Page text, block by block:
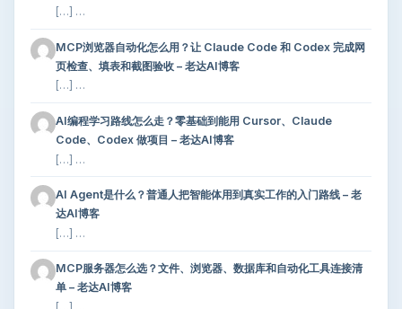
[…] …
MCP浏览器自动化怎么用？让 Claude Code 和 Codex 完成网
页检查、填表和截图验收 – 老达AI博客
[…] …
AI编程学习路线怎么走？零基础到能用 Cursor、Claude
Code、Codex 做项目 – 老达AI博客
[…] …
AI Agent是什么？普通人把智能体用到真实工作的入门路线 – 老
达AI博客
[…] …
MCP服务器怎么选？文件、浏览器、数据库和自动化工具连接清
单 – 老达AI博客